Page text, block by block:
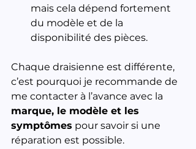
mais cela dépend fortement
du modèle et de la
disponibilité des pièces.
Chaque draisienne est différente,
c’est pourquoi je recommande de
me contacter à l’avance avec la
marque, le modèle et les
symptômes pour savoir si une
réparation est possible.